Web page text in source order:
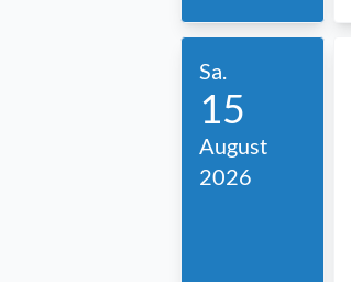
Sa.
15
August
2026